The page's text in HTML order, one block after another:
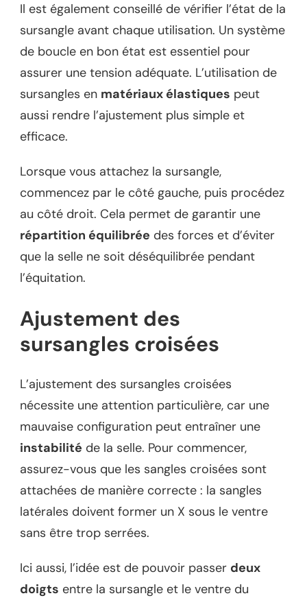
Il est également conseillé de vérifier l’état de la
sursangle avant chaque utilisation. Un système
de boucle en bon état est essentiel pour
assurer une tension adéquate. L’utilisation de
sursangles en matériaux élastiques peut
aussi rendre l’ajustement plus simple et
efficace.
Lorsque vous attachez la sursangle,
commencez par le côté gauche, puis procédez
au côté droit. Cela permet de garantir une
répartition équilibrée des forces et d’éviter
que la selle ne soit déséquilibrée pendant
l’équitation.
Ajustement des
sursangles croisées
L’ajustement des sursangles croisées
nécessite une attention particulière, car une
mauvaise configuration peut entraîner une
instabilité de la selle. Pour commencer,
assurez-vous que les sangles croisées sont
attachées de manière correcte : la sangles
latérales doivent former un X sous le ventre
sans être trop serrées.
Ici aussi, l’idée est de pouvoir passer deux
doigts entre la sursangle et le ventre du